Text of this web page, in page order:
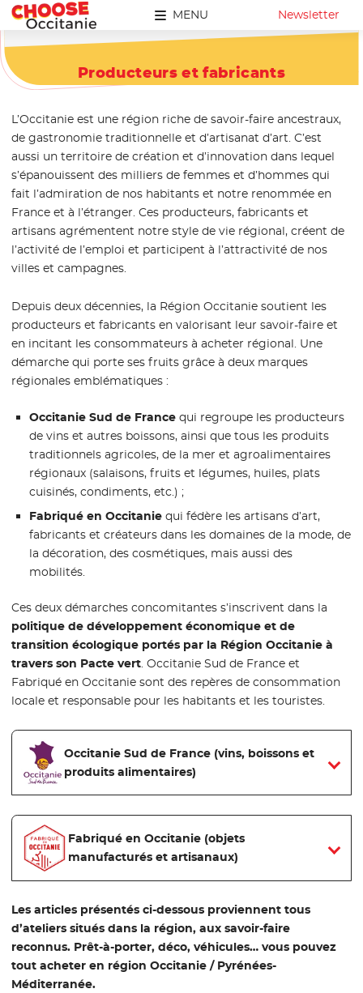
MENU Newsletter
Producteurs et fabricants
L’Occitanie est une région riche de savoir-faire ancestraux,
de gastronomie traditionnelle et d’artisanat d’art. C’est
aussi un territoire de création et d’innovation dans lequel
s’épanouissent des milliers de femmes et d’hommes qui
fait l’admiration de nos habitants et notre renommée en
France et à l’étranger. Ces producteurs, fabricants et
artisans agrémentent notre style de vie régional, créent de
l’activité de l’emploi et participent à l’attractivité de nos
villes et campagnes.
Depuis deux décennies, la Région Occitanie soutient les
producteurs et fabricants en valorisant leur savoir-faire et
en incitant les consommateurs à acheter régional. Une
démarche qui porte ses fruits grâce à deux marques
régionales emblématiques :
Occitanie Sud de Francequi regroupe les producteurs
de vins et autres boissons, ainsi que tous les produits
traditionnels agricoles, de la mer et agroalimentaires
régionaux (salaisons, fruits et légumes, huiles, plats
cuisinés, condiments, etc.) ;
Fabriqué en Occitaniequi fédère les artisans d’art,
fabricants et créateurs dans les domaines de la mode, de
la décoration, des cosmétiques, mais aussi des
mobilités.
Ces deux démarches concomitantes s’inscrivent dans la
politique de développement économique et de
transition écologique portés par la Région Occitanie à
travers son Pacte vert. Occitanie Sud de France et
Fabriqué en Occitanie sont des repères de consommation
locale et responsable pour les habitants et les touristes.
Occitanie Sud de France (vins, boissons et
produits alimentaires)
Fabriqué en Occitanie (objets
manufacturés et artisanaux)
Les articles présentés ci-dessous proviennent tous
d’ateliers situés dans la région, aux savoir-faire
reconnus. Prêt-à-porter, déco, véhicules… vous pouvez
tout acheter en région Occitanie / Pyrénées-
Méditerranée.